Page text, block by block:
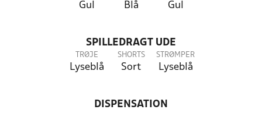
Gul Blå Gul
SPILLEDRAGT UDE
TRØJE
Lyseblå
SHORTS
Sort
STRØMPER
Lyseblå
DISPENSATION